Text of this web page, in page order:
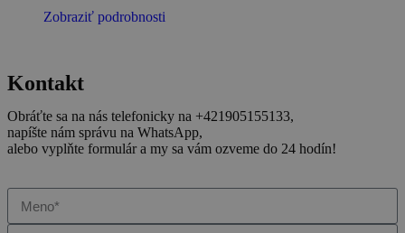
Zobraziť podrobnosti
Kontakt
Obráťte sa na nás telefonicky na +421905155133,
napíšte nám správu na WhatsApp,
alebo vyplňte formulár a my sa vám ozveme do 24 hodín!